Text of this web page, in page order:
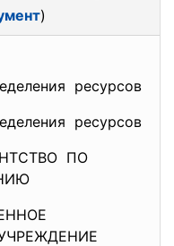
)
ресурсов
ресурсов
ПО